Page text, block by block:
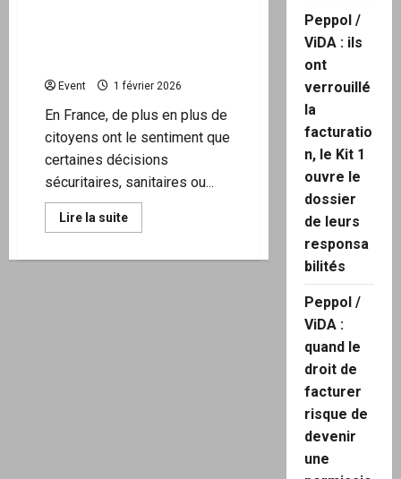
Event 1 février 2026
En France, de plus en plus de
citoyens ont le sentiment que
certaines décisions
sécuritaires, sanitaires ou...
Lire la suiteEn
savoir
Peppol /
ViDA : ils
ont
verrouillé
la
facturatio
n, le Kit 1
ouvre le
dossier
de leurs
responsa
bilités
Peppol /
ViDA :
quand le
droit de
facturer
risque de
devenir
une